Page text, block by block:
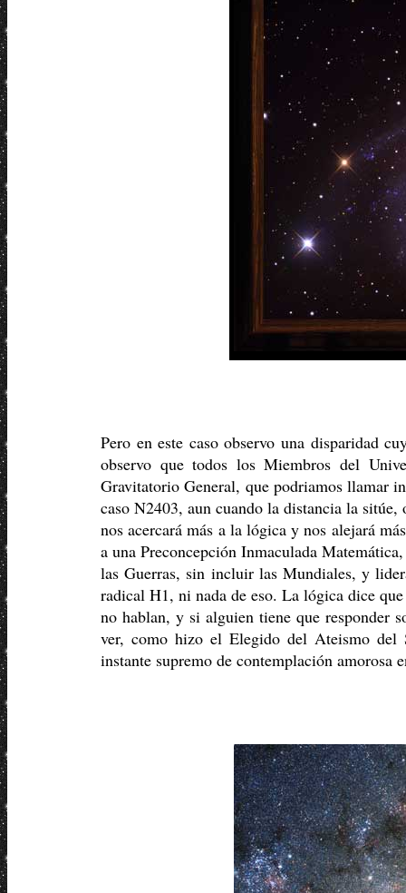
Pero en este caso observo una disparidad
observo que todos los Miembros del
Gravitatorio General, que podriamos llamar
caso N2403, aun cuando la distancia la
nos acercará más a la lógica y nos alejará
a una Preconcepción Inmaculada
las Guerras, sin incluir las Mundiales, y
radical H1, ni nada de eso. La lógica dice
no hablan, y si alguien tiene que responder
ver, como hizo el Elegido del Ateismo del
instante supremo de contemplación amorosa